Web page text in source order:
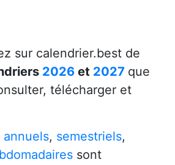
sur calendrier.best de
2026 et 2027 que
télécharger et
annuels, semestriels,
sont